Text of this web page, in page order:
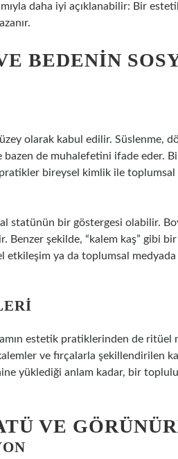
daha iyi açıklanabilir: Bir
BEDENIN
olarak kabul edilir. Süslenme,
de muhalefetini ifade eder.
bireysel
kimlik ile toplumsal
statünün bir göstergesi olabilir.
Benzer şekilde, “kalem kaş” gibi
etkileşim ya da toplumsal
estetik pratiklerinden de ritüel
ve fırçalarla şekillendirilen
yüklediği anlam kadar, bir
VE